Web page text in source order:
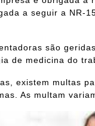
a seguir a NR-
são
de medicina do
existem multas
As multam